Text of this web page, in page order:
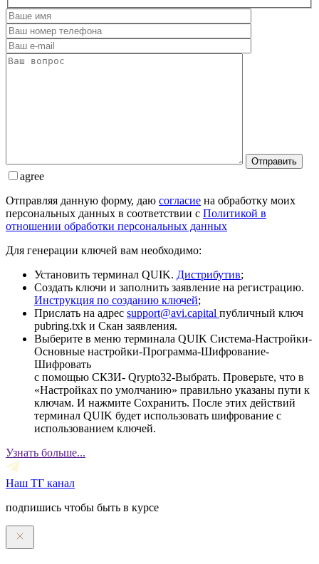
Отправить
agree
Отправляя данную форму, даю согласие на обработку моих
персональных данных в соответствии с Политикой в
отношении обработки персональных данных
Для генерации ключей вам необходимо:
Установить терминал QUIK. Дистрибутив;
Создать ключи и заполнить заявление на регистрацию.
Инструкция по созданию ключей;
Прислать на адрес support@avi.capital публичный ключ
pubring.txk и Скан заявления.
Выберите в меню терминала QUIK Система-Настройки-
Основные настройки-Программа-Шифрование-
Шифровать
с помощью СКЗИ- Qrypto32-Выбрать. Проверьте, что в
«Настройках по умолчанию» правильно указаны пути к
ключам. И нажмите Сохранить. После этих действий
терминал QUIK будет использовать шифрование с
использованием ключей.
Узнать больше...
Наш ТГ канал
подпишись чтобы быть в курсе